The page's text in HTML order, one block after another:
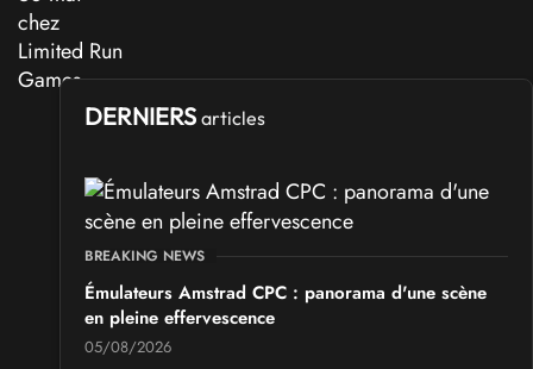
DERNIERS articles
BREAKING NEWS
Émulateurs Amstrad CPC : panorama d'une scène
en pleine effervescence
05/08/2026